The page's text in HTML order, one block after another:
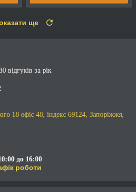
ще
відгуків за рік
18 офіс 48, індекс 69124, Запоріжжя,
до 16:00
роботи